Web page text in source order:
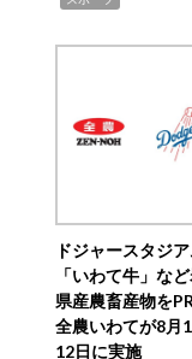
ドジャースタジ
「いわて牛」な
県産農畜産物を
全農いわてが8月
12日に実施